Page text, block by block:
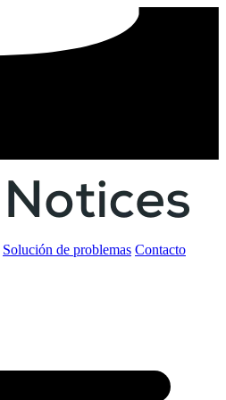
Solución de problemas Contacto